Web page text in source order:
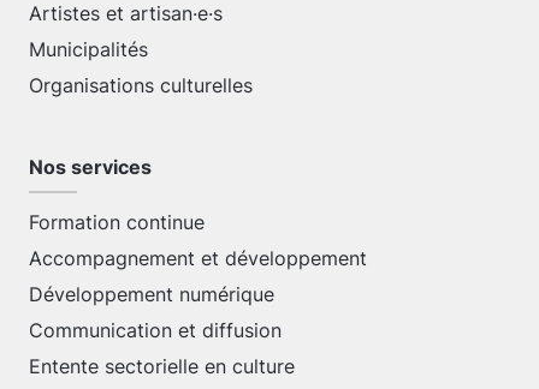
Artistes et artisan·e·s
Municipalités
Organisations culturelles
Nos services
Formation continue
Accompagnement et développement
Développement numérique
Communication et diffusion
Entente sectorielle en culture